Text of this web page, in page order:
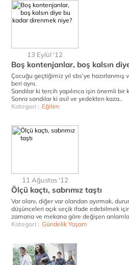
13 Eylül '12
Boş kontenjanlar, boş kalsın
Çocuğu geçtiğimiz yıl sbs’ye
beri aynı.
Sandılar ki tercih yapılınca işin önemli bir
Sonra sandılar ki asil ve yedekten kaza..
Kategori : Eğitim
11 Ağustos '12
Ölçü kaçtı, sabrımız taştı
Var olanı, diğer var olandan ayırmak,
düşünceleri açık seçik ifade edebilmek
zamana ve mekana göre değişen
Kategori : Gündelik Yaşam